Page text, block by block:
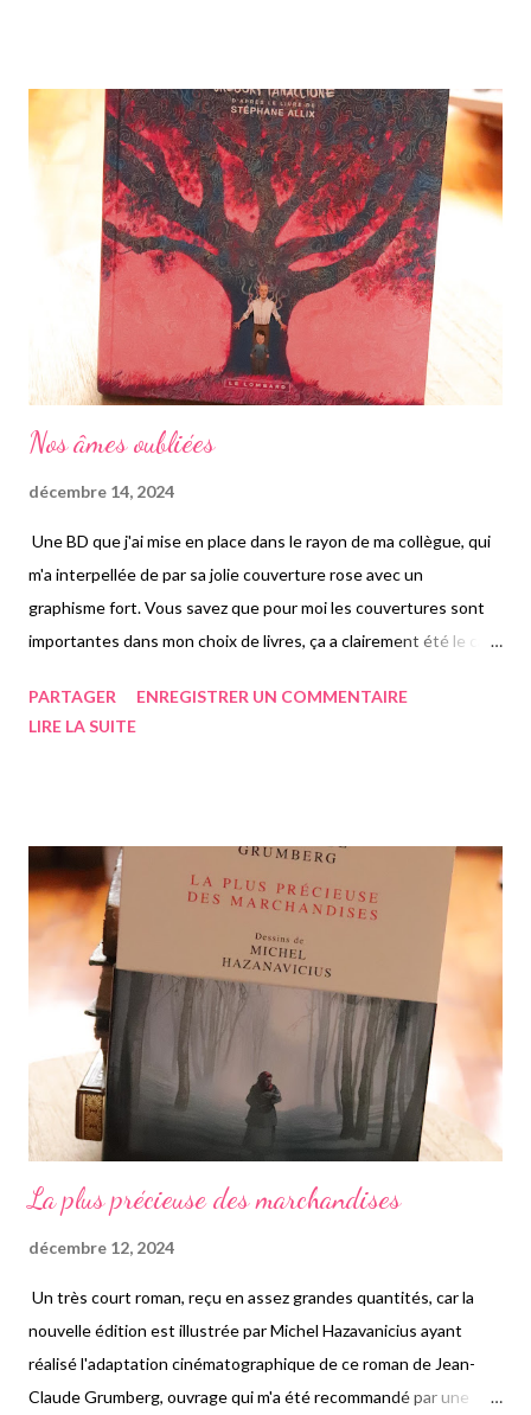
ont plus ou moins marqué l'histoire et leur époque. Un livre
assez féministe donc, dans lequel j'ai appris pleins de choses.
D'une activiste féministe, à une astronaute, à une actrice,
artiste, gynécologue, travailleuse sociale et bien d'autres, les
portraits et vies de trente femmes sont superbement illustrés
dans ce livre. Je connaissa...
Nos âmes oubliées
décembre 14, 2024
Une BD que j'ai mise en place dans le rayon de ma collègue, qui
m'a interpellée de par sa jolie couverture rose avec un
graphisme fort. Vous savez que pour moi les couvertures sont
importantes dans mon choix de livres, ça a clairement été le cas
un peu mes lectures, ayant décidé de ne pas me cantonner
vie après la mort etc, Grégory Panaccione illustrateur et auteur,
a choisi d'adapter son histoire en une jolie BD. Le sujet n'est pas
si simple et facile que la couverture pourrait laisser le présager,
car le personnage de Stéphane très intéressé par les
neurosciences, par la conscience qui serait toujours présente
même après la mort, vit lui-même des fa...
PARTAGER
ENREGISTRER UN COMMENTAIRE
LIRE LA SUITE
La plus précieuse des marchandises
décembre 12, 2024
Un très court roman, reçu en assez grandes quantités, car la
nouvelle édition est illustrée par Michel Hazavanicius ayant
réalisé l'adaptation cinématographique de ce roman de Jean-
Claude Grumberg, ouvrage qui m'a été recommandé par une